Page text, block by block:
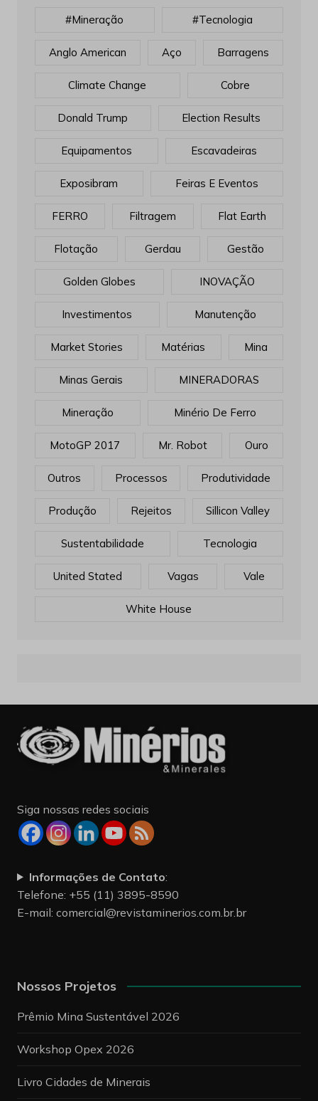
#mineração #tecnologia
Anglo American Aço Barragens
Climate Change Cobre
Donald Trump Election Results
Equipamentos Escavadeiras
Exposibram Feiras E Eventos
FERRO Filtragem Flat Earth
Flotação Gerdau Gestão
Golden Globes INOVAÇÃO
Investimentos Manutenção
Market Stories Matérias Mina
Minas Gerais MINERADORAS
Mineração Minério De Ferro
MotoGP 2017 Mr. Robot Ouro
Outros Processos Produtividade
Produção Rejeitos Sillicon Valley
Sustentabilidade Tecnologia
United Stated Vagas Vale
White House
Siga nossas redes sociais
Informações de Contato:
Telefone: +55 (11) 3895-8590
E-mail: comercial@revistaminerios.com.br.br
Nossos Projetos
Prêmio Mina Sustentável 2026
Workshop Opex 2026
Livro Cidades de Minerais